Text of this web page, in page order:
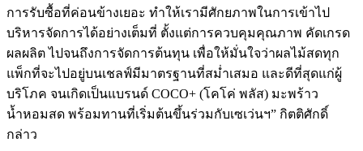
การรับซื้อที่ค่อนข้างเยอะ ทำให้เรามีศักยภาพในการเข้าไป
บริหารจัดการได้อย่างเต็มที่ ตั้งแต่การควบคุมคุณภาพ คัดเกรด
ผลผลิต ไปจนถึงการจัดการต้นทุน เพื่อให้มั่นใจว่าผลไม้สดทุก
แพ็กที่จะไปอยู่บนเชลฟ์มีมาตรฐานที่สม่ำเสมอ และดีที่สุดแก่ผู้
บริโภค จนเกิดเป็นแบรนด์ COCO+ (โคโค่ พลัส) มะพร้าว
น้ำหอมสด พร้อมทานที่เริ่มต้นขึ้นร่วมกับเซเว่นฯ” กิตติศักดิ์
กล่าว